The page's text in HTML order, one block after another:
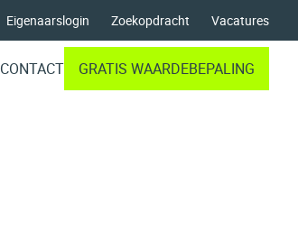
Eigenaarslogin Zoekopdracht Vacatures
CONTACT GRATIS WAARDEBEPALING